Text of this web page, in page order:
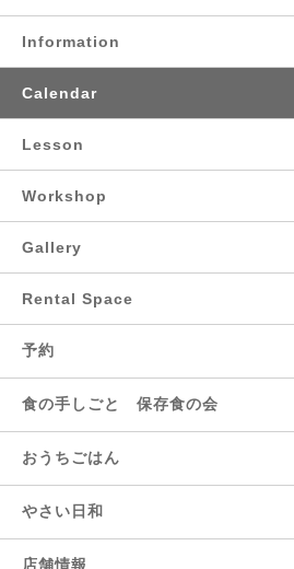
Information
Calendar
Lesson
Workshop
Gallery
Rental Space
予約
食の手しごと 保存食の会
おうちごはん
やさい日和
店舗情報